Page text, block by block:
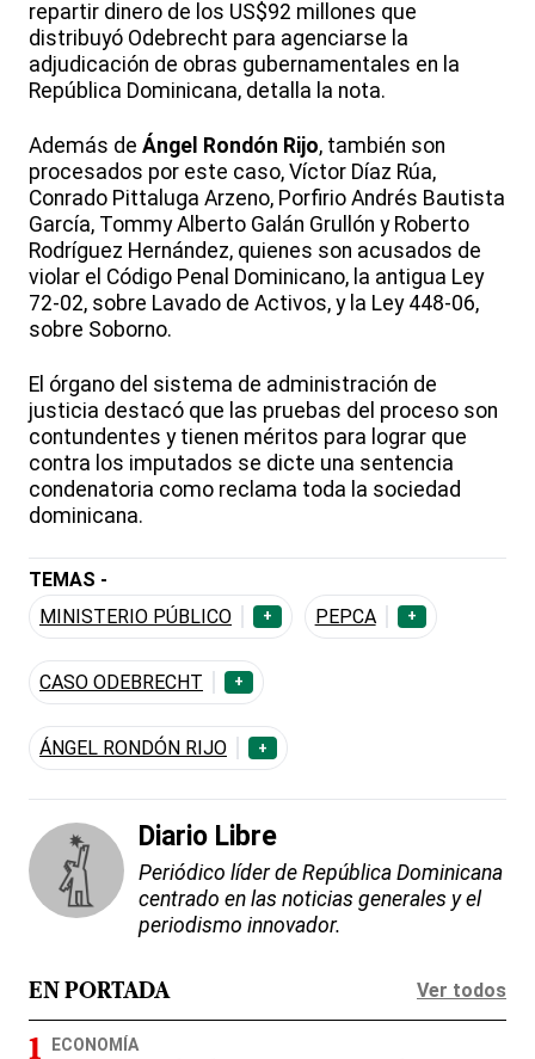
repartir dinero de los US$92 millones que
distribuyó Odebrecht para agenciarse la
adjudicación de obras gubernamentales en la
República Dominicana, detalla la nota.
Además de Ángel Rondón Rijo, también son
procesados por este caso, Víctor Díaz Rúa,
Conrado Pittaluga Arzeno, Porfirio Andrés Bautista
García, Tommy Alberto Galán Grullón y Roberto
Rodríguez Hernández, quienes son acusados de
violar el Código Penal Dominicano, la antigua Ley
72-02, sobre Lavado de Activos, y la Ley 448-06,
sobre Soborno.
El órgano del sistema de administración de
justicia destacó que las pruebas del proceso son
contundentes y tienen méritos para lograr que
contra los imputados se dicte una sentencia
condenatoria como reclama toda la sociedad
dominicana.
TEMAS -
MINISTERIO PÚBLICO
+ PEPCA +
CASO ODEBRECHT +
ÁNGEL RONDÓN RIJO +
Diario Libre
Periódico líder de República Dominicana
centrado en las noticias generales y el
periodismo innovador.
EN PORTADA Ver todos
ECONOMÍA